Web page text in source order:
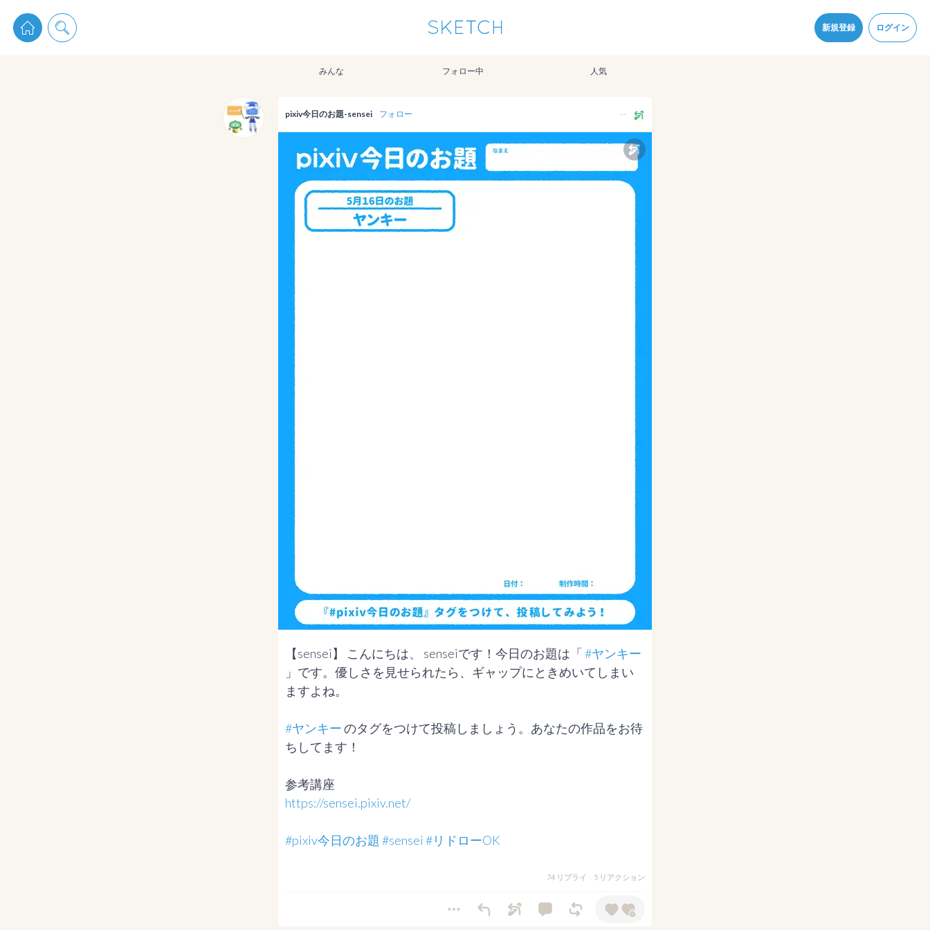
プライパシーポリシー を改定しました。
新規登録
ログイン
pixiv Sketchアプリでさらに快適に！
みんな フォロー中 人気
pixiv今日のお題-sensei フォロー --
【sensei】 こんにちは、 senseiです！今日のお題は「 #ヤンキー
」です。優しさを見せられたら、ギャップにときめいてしまい
ますよね。
#ヤンキー のタグをつけて投稿しましょう。あなたの作品をお待
ちしてます！
https://sensei.pixiv.net/
#pixiv今日のお題 #sensei #リドローOK
74 リプライ 5 リアクション